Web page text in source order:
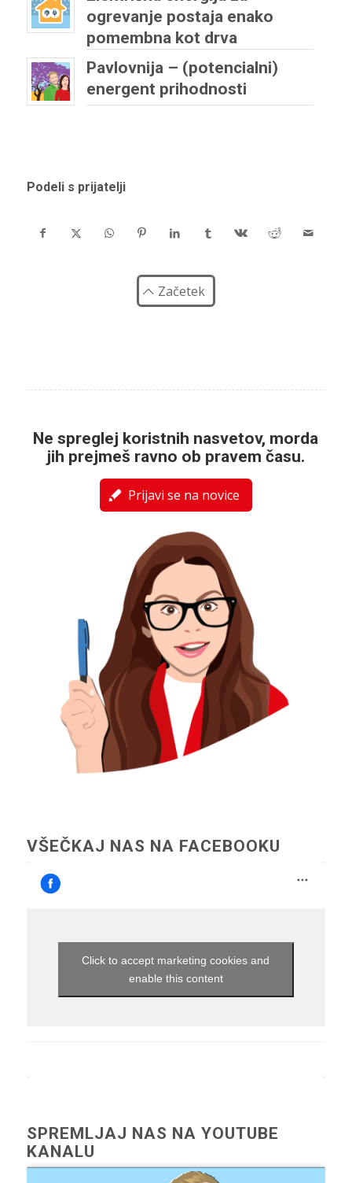
ogrevanje postaja enako
pomembna kot drva
Pavlovnija – (potencialni)
energent prihodnosti
Podeli s prijatelji
Začetek
Ne spreglej koristnih nasvetov, morda
jih prejmeš ravno ob pravem času.
Prijavi se na novice
VŠEČKAJ NAS NA FACEBOOKU
Click to accept marketing cookies and
enable this content
SPREMLJAJ NAS NA YOUTUBE
KANALU